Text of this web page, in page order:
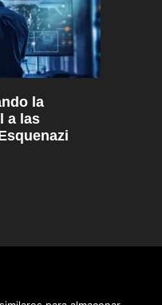
la
a las